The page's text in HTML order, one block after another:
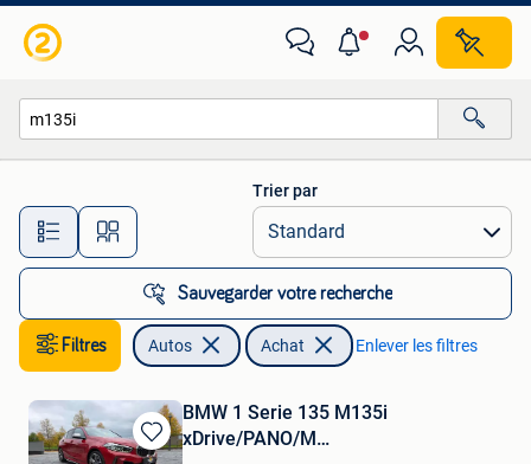
Toutes les distances…
Trier par
Sauvegarder votre recherche
Filtres Autos Achat Enlever les filtres
Sauvegarder
BMW 1 Serie 135 M135i
xDrive/PANO/M